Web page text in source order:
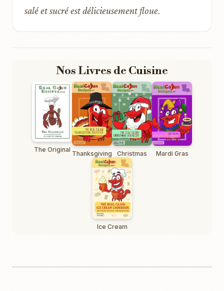
salé et sucré est délicieusement floue.
Nos Livres de Cuisine
The Original Thanksgiving Christmas Mardi Gras
Ice Cream